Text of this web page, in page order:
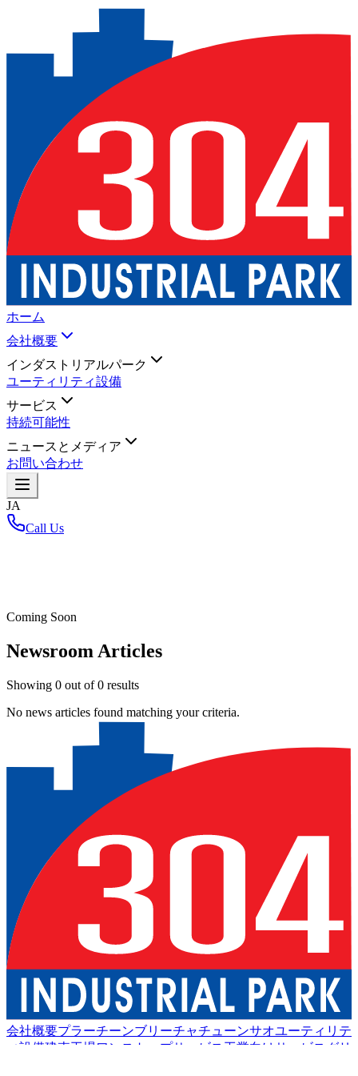
ホーム
会社概要
インダストリアルパーク
ユーティリティ設備
サービス
持続可能性
ニュースとメディア
お問い合わせ
JA
Call Us
Coming Soon
Newsroom Articles
Showing 0 out of0 results
No news articles found matching your criteria.
会社概要プラーチーンブリーチャチューンサオユーティリテ
ィ設備建売工場 ワンストップサービス 工業向けサービス グリ